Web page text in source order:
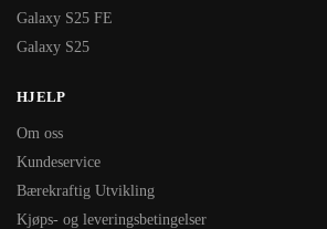
Galaxy S25 FE
Galaxy S25
HJELP
Om oss
Kundeservice
Bærekraftig Utvikling
Kjøps- og leveringsbetingelser